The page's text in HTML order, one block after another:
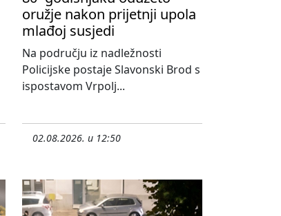
oružje nakon prijetnji upola
mlađoj susjedi
Na području iz nadležnosti
Policijske postaje Slavonski Brod s
ispostavom Vrpolj...
02.08.2026. u 12:50